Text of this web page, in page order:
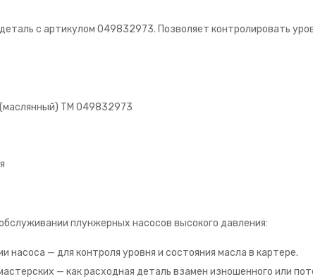
с артикулом 049832973. Позволяет контролировать
TM 049832973
плунжерных насосов высокого давления:
насоса — для контроля уровня и состояния масла в картере.
— как расходная деталь взамен изношенного или